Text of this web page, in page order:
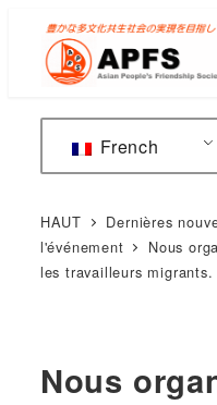
Accéder
contenu
principal
French
HAUT Dernières
l'événement
Nous
les travailleurs migrants.
Nous